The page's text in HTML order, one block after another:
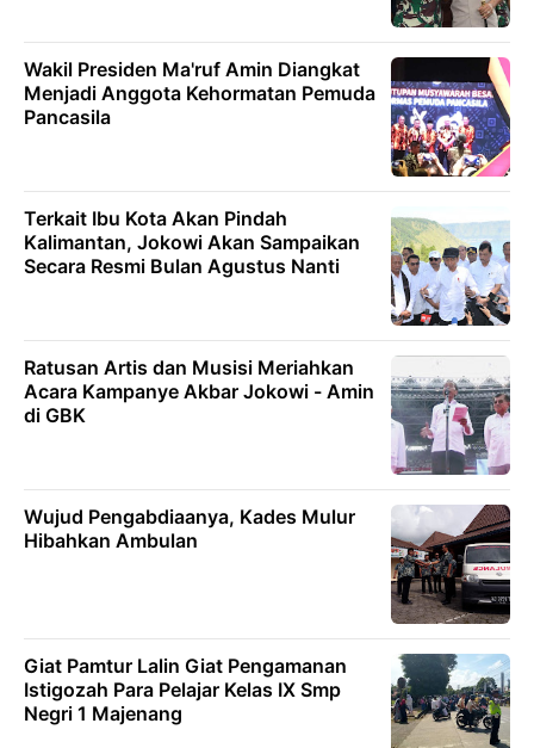
Wakil Presiden Ma'ruf Amin Diangkat
Menjadi Anggota Kehormatan Pemuda
Pancasila
Terkait Ibu Kota Akan Pindah
Kalimantan, Jokowi Akan Sampaikan
Secara Resmi Bulan Agustus Nanti
Ratusan Artis dan Musisi Meriahkan
Acara Kampanye Akbar Jokowi - Amin
di GBK
Wujud Pengabdiaanya, Kades Mulur
Hibahkan Ambulan
Giat Pamtur Lalin Giat Pengamanan
Istigozah Para Pelajar Kelas IX Smp
Negri 1 Majenang